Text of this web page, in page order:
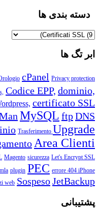
دسته بندی ها
ابر تگ ها
cPanel Privacy protection
Codice EPP, dominio,
certificato SSL
MySQL ftpDNS
Trasferimento Upgrade
Area Clienti
Magento sicurezza Let's Encrypt SSL
plugin PEC errore 404 iPhone
web SospesoJetBackup
پشتیبانی